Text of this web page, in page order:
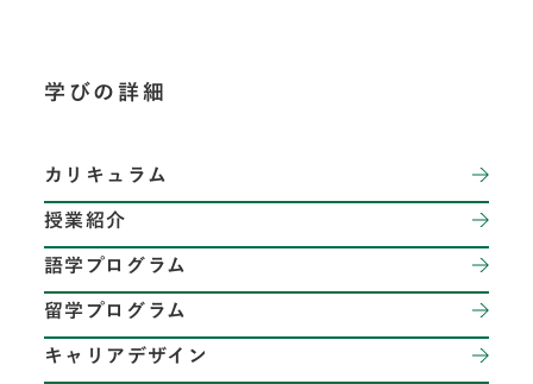
学びの詳細
カリキュラム
授業紹介
語学プログラム
留学プログラム
キャリアデザイン